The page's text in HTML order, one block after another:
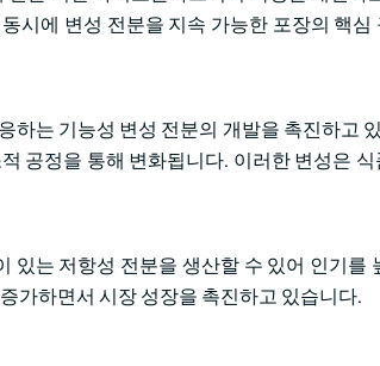
시에 변성 전분을 지속 가능한 포장의 핵
하는 기능성 변성 전분의 개발을 촉진하고
공정을 통해 변화됩니다. 이러한 변성은
는 저항성 전분을 생산할 수 있어 인기를
가하면서 시장 성장을 촉진하고 있습니다.